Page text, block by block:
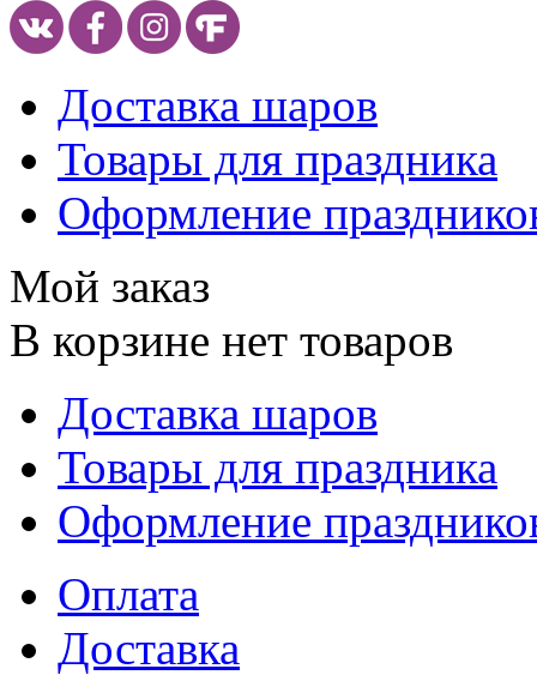
Доставка шаров
Товары для праздника
Оформление
Мой заказ
В корзине нет товаров
Доставка шаров
Товары для праздника
Оформление
Оплата
Доставка